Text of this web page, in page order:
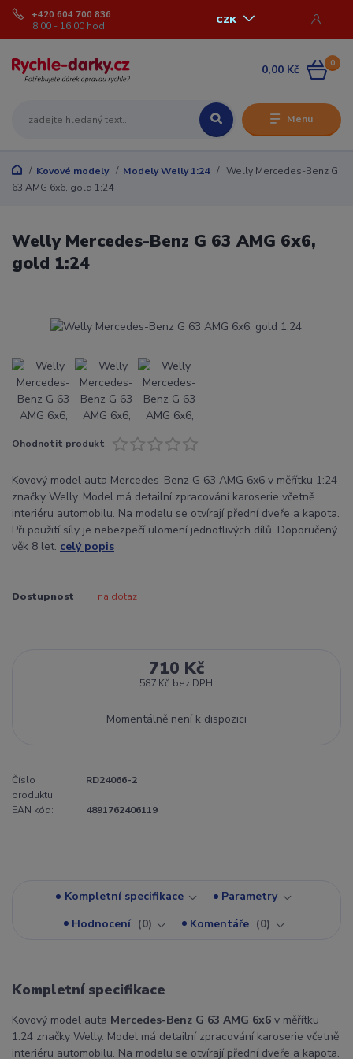
Menu
CZK
+420 604 700 836
8:00 - 16:00 hod.
0
0,00 Kč
Kovové modely Modely Welly 1:24
Welly Mercedes-Benz G
63 AMG 6x6, gold 1:24
Welly Mercedes-Benz G 63 AMG 6x6,
gold 1:24
Ohodnotit produkt
Kovový model auta Mercedes-Benz G 63 AMG 6x6 v měřítku 1:24
značky Welly. Model má detailní zpracování karoserie včetně
interiéru automobilu. Na modelu se otvírají přední dveře a kapota.
Při použití síly je nebezpečí ulomení jednotlivých dílů. Doporučený
věk 8 let. celý popis
Dostupnost na dotaz
710 Kč
587 Kč bez DPH
Momentálně není k dispozici
Číslo
produktu:
RD24066-2
EAN kód: 4891762406119
Kompletní specifikace
Parametry
Hodnocení
0 Komentáře 0
Kompletní specifikace
Kovový model auta Mercedes-Benz G 63 AMG 6x6 v měřítku
1:24 značky Welly. Model má detailní zpracování karoserie včetně
interiéru automobilu. Na modelu se otvírají přední dveře a kapota.